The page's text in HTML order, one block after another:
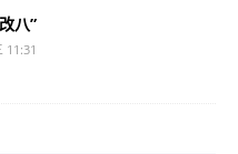
八”
11:31